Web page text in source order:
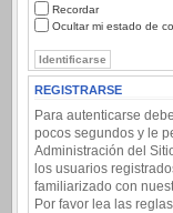
Recordar
Ocultar mi estado de
REGISTRARSE
Para autenticarse
pocos segundos y le
Administración del
los usuarios
familiarizado con
Por favor lea las